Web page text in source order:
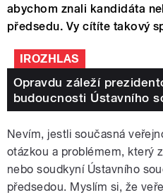
abychom znali kandidáta
předsedu. Vy cítíte takový
IROZHLAS
Opravdu záleží
budoucnosti Ústavního
Nevím, jestli současná
otázkou a problémem, který
nebo soudkyní Ústavního
předsedou. Myslím si, že